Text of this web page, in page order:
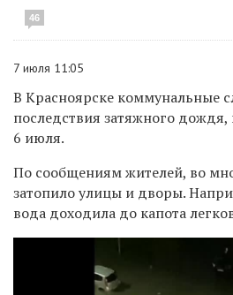
46
7 июля 11:05
В Красноярске коммунальные
последствия затяжного
6 июля.
По сообщениям жителей, во
затопило улицы и дворы.
вода доходила до капота